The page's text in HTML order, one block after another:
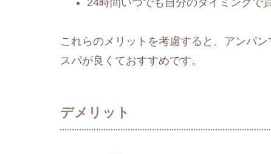
これらのメリットを考慮すると、アンパ
スパが良くておすすめです。
デメリット